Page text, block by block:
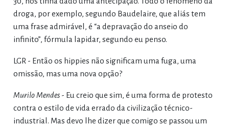
droga, por exemplo, segundo Baudelaire, que aliás tem
uma frase admirável, é “a depravação do anseio do
infinito”, fórmula lapidar, segundo eu penso.
LGR - Então os hippies não significam uma fuga, uma
omissão, mas uma nova opção?
Murilo Mendes- Eu creio que sim, é uma forma de protesto
contra o estilo de vida errado da civilização técnico-
industrial. Mas devo lhe dizer que comigo se passou um